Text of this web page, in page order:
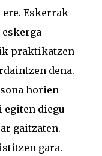
Eskerrak
praktikatzen
dena.
horien
egiten diegu
gaitzaten.
gara.